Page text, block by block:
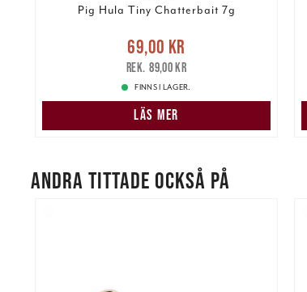
Pig Hula Tiny Chatterbait 7g
Nuvarande pris :69,00 kr
pris: 89,00 kr
69,00 kr
89,00 kr
FINNS I LAGER.
LÄS MER
ANDRA TITTADE OCKSÅ PÅ